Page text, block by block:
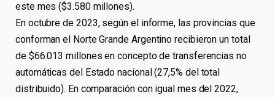
este mes ($3.580 millones).
En octubre de 2023, según el informe, las provincias que
conforman el Norte Grande Argentino recibieron un total
de $66.013 millones en concepto de transferencias no
automáticas del Estado nacional (27,5% del total
distribuido). En comparación con igual mes del 2022,